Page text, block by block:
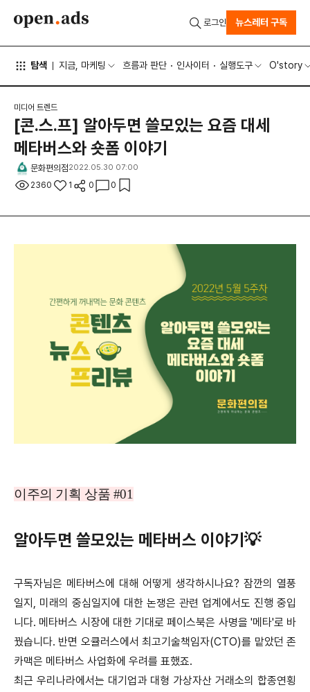
탐색 지금, 마케팅 흐름과 판단 인사이터 실행도구 O'story
로그인 뉴스레터 구독
미디어 트렌드
[콘.스.프] 알아두면 쓸모있는 요즘 대세
메타버스와 숏폼 이야기
문화편의점2022.05.30 07:00
2360 1 0 0
이주의 기획 상품 #01
알아두면 쓸모있는 메타버스 이야기💡
구독자님은 메타버스에 대해 어떻게 생각하시나요? 잠깐의 열풍
일지, 미래의 중심일지에 대한 논쟁은 관련 업계에서도 진행 중입
니다. 메타버스 시장에 대한 기대로 페이스북은 사명을 '메타'로 바
꿨습니다. 반면 오큘러스에서 최고기술책임자(CTO)를 맡았던 존
카맥은 메타버스 사업화에 우려를 표했죠.
최근 우리나라에서는 대기업과 대형 가상자산 거래소의 합종연횡